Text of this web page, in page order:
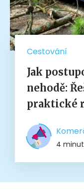
Cestování
Jak
nehodě:
praktické
4